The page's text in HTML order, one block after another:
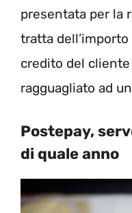
presentata per la
tratta
credito del
ragguagliato ad
Postepay,
di quale anno